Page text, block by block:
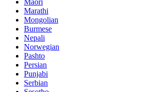
Maori
Marathi
Mongolian
Burmese
Nepali
Norwegian
Pashto
Persian
Punjabi
Serbian